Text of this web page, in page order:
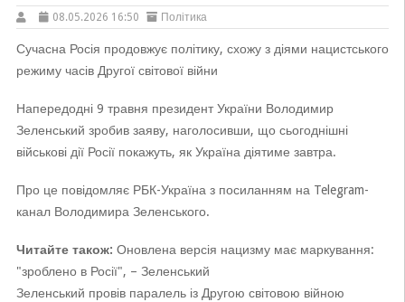
08.05.2026 16:50 Політика
Сучасна Росія продовжує політику, схожу з діями нацистського
режиму часів Другої світової війни
Напередодні 9 травня президент України Володимир
Зеленський зробив заяву, наголосивши, що сьогоднішні
військові дії Росії покажуть, як Україна діятиме завтра.
Про це повідомляє РБК-Україна з посиланням на Telegram-
канал Володимира Зеленського.
Читайте також: Оновлена версія нацизму має маркування:
"зроблено в Росії", – Зеленський
Зеленський провів паралель із Другою світовою війною